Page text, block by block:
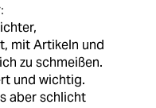
mit Artikeln und
zu schmeißen.
und wichtig.
aber schlicht